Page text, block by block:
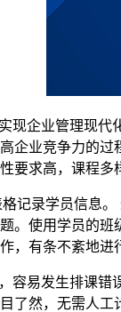
现企业管理现
企业竞争力的过
要求高，课程
记录学员信息
。使用学员的
，有条不紊地进
容易发生排课错
了然，无需人工